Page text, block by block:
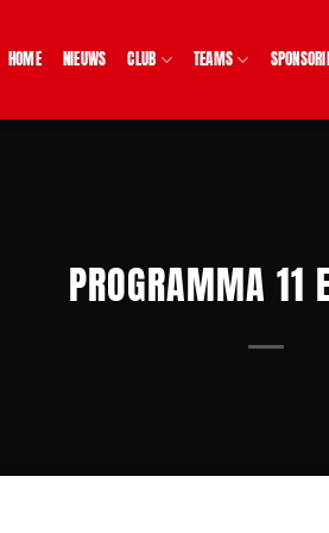
HOME NIEUWS CLUB TEAMS
PROGRAMMA 11